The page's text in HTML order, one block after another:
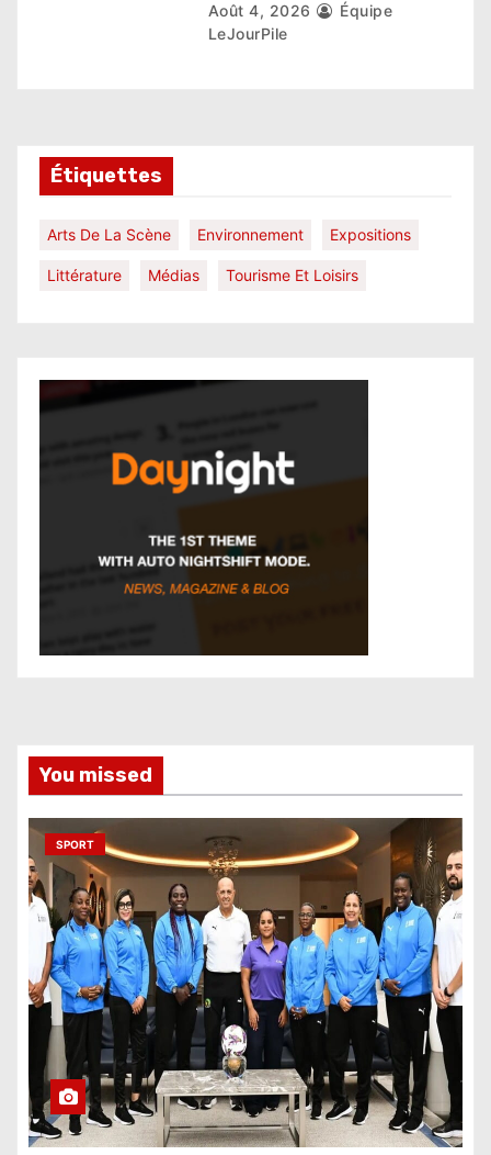
Août 4, 2026
Équipe
LeJourPile
Étiquettes
Arts De La Scène Environnement Expositions
Littérature Médias Tourisme Et Loisirs
You missed
SPORT